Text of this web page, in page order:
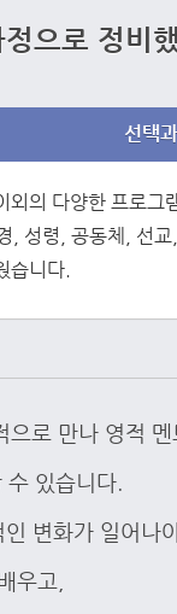
으로 정비
선택
외의 다양한 프로그
, 성령, 공동체, 선
습니다.
로 만나 영적
있습니다.
변화가 일어나
우고,